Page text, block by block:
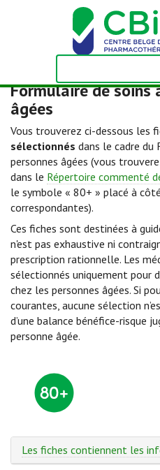
Formulaire de soins
âgées
Vous trouverez ci-dessous les
sélectionnés dans le cadre du
personnes âgées (vous
dans le Répertoire commenté
le symbole « 80+ » placé à
correspondantes).
Ces fiches sont destinées à
n'est pas exhaustive ni
prescription rationnelle. Les
sélectionnés uniquement pour
chez les personnes âgées. Si
courantes, aucune sélection
d’une balance bénéfice-risque
personne âgée.
Les fiches contiennent les